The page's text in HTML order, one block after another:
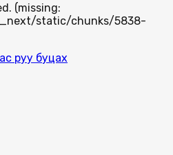
(missing:
static/chunks/5838-
руу буцах